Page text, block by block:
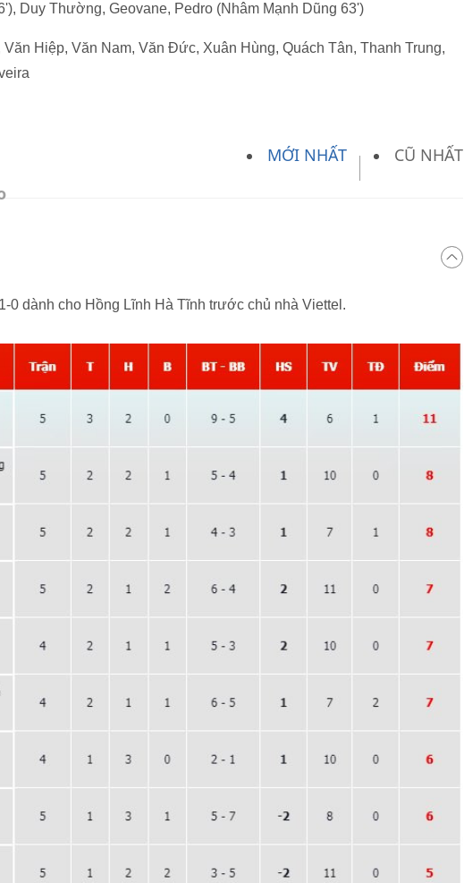
Duy Thường, Geovane, Pedro (Nhâm Mạnh Dũng 63')
Văn Hiệp, Văn Nam, Văn Đức, Xuân Hùng, Quách Tân, Thanh Trung,
MỚI NHẤT CŨ NHẤT
0 dành cho Hồng Lĩnh Hà Tĩnh trước chủ nhà Viettel.